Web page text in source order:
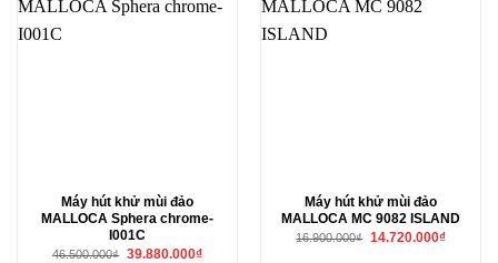
Máy hút khử mùi đảo
MALLOCA Sphera chrome-
I001C
46.500.000₫ Giá
39.880.000₫Giá
Máy hút khử mùi đảo
MALLOCA MC 9082 ISLAND
16.900.000₫ Giá
14.720.000₫Giá